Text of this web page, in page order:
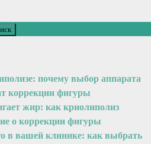
почему выбор аппарата
коррекции фигуры
жир: как криолиполиз
о коррекции фигуры
в вашей клинике: как выбрать